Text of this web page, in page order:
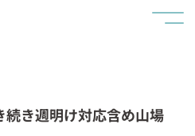
続き週明け対応含め山場